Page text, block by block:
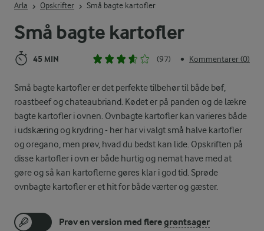
Små bagte kartofler
45 MIN (97) • Kommentarer (0)
Små bagte kartofler er det perfekte tilbehør til både bøf,
roastbeef og chateaubriand. Kødet er på panden og de lækre
bagte kartofler i ovnen. Ovnbagte kartofler kan varieres både
i udskæring og krydring - her har vi valgt små halve kartofler
og oregano, men prøv, hvad du bedst kan lide. Opskriften på
disse kartofler i ovn er både hurtig og nemat have med at
gøre og så kan kartoflerne gøres klar i god tid. Sprøde
ovnbagte kartofler er et hit for både værter og gæster.
Prøv en version med fleregrøntsager
Arla Opskrifter Små bagte kartofler